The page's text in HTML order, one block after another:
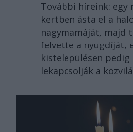
További híreink: egy
kertben ásta el a
nagymamáját, majd
felvette a nyugdíját,
kistelepülésen pedig
lekapcsolják a